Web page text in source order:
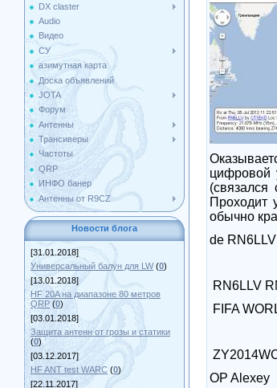
DX claster
Audio
Видео
СУ
азимутная карта
Доска объявлений
JOTA
Форум
Антенны
Трансиверы
Частоты
QRP
ИНФО банер
Антенны от R9CZ
Новости блога
[31.01.2018]
Универсальный балун для LW (0)
[13.01.2018]
HF 20A на диапазоне 80 метров
QRP (0)
[03.01.2018]
Защита антенн от грозы и статики
(0)
[03.12.2017]
HF ANT test WARC (0)
[22.11.2017]
цифровой
Проходит
обычно
de
RN6LLV
FIFA
OP Alexey